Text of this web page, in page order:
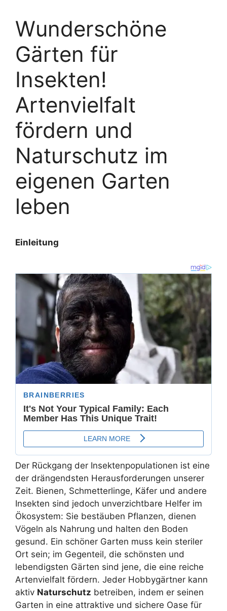
Wunderschöne
Gärten für
Insekten!
Artenvielfalt
fördern und
Naturschutz im
eigenen Garten
leben
Einleitung
Der Rückgang der Insektenpopulationen ist eine
der drängendsten Herausforderungen unserer
Zeit. Bienen, Schmetterlinge, Käfer und andere
Insekten sind jedoch unverzichtbare Helfer im
Ökosystem: Sie bestäuben Pflanzen, dienen
Vögeln als Nahrung und halten den Boden
gesund. Ein schöner Garten muss kein steriler
Ort sein; im Gegenteil, die schönsten und
lebendigsten Gärten sind jene, die eine reiche
Artenvielfalt fördern. Jeder Hobbygärtner kann
aktiv Naturschutz betreiben, indem er seinen
Garten in eine attraktive und sichere Oase für